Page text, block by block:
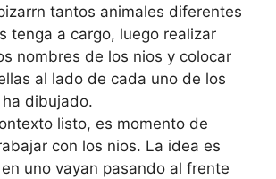
tantos animales diferentes
tenga a cargo, luego realizar
nombres de los nios y colocar
al lado de cada uno de los
dibujado.
listo, es momento de
con los nios. La idea es
uno vayan pasando al frente